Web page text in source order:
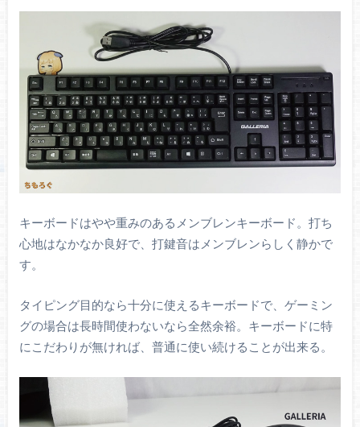
キーボードはやや重みのあるメンブレンキーボード。打ち
心地はなかなか良好で、打鍵音はメンブレンらしく静かで
す。
タイピング目的なら十分に使えるキーボードで、ゲーミン
グの場合は長時間使わないなら全然余裕。キーボードに特
にこだわりが無ければ、普通に使い続けることが出来る。